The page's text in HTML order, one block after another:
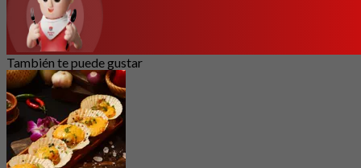
También te puede gustar